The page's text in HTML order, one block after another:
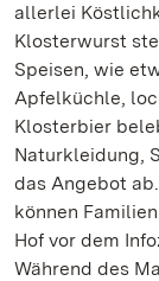
allerlei
Klosterwurst
Speisen, wie
Apfelküchle,
Klosterbier
Naturkleidung,
das Angebot
können
Hof vor dem
Während des